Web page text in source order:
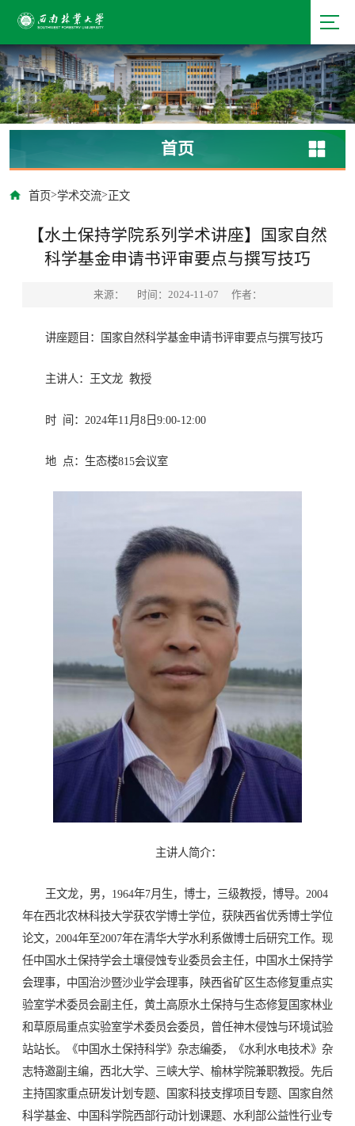
首页
首页>学术交流>正文
【水土保持学院系列学术讲座】国家自然
科学基金申请书评审要点与撰写技巧
来源： 时间：2024-11-07 作者：
讲座题目：国家自然科学基金申请书评审要点与撰写技巧
主讲人：王文龙 教授
时 间：2024年11月8日9:00-12:00
地 点：生态楼815会议室
主讲人简介：
王文龙，男，1964年7月生，博士，三级教授，博导。2004
年在西北农林科技大学获农学博士学位，获陕西省优秀博士学位
论文，2004年至2007年在清华大学水利系做博士后研究工作。现
任中国水土保持学会土壤侵蚀专业委员会主任，中国水土保持学
会理事，中国治沙暨沙业学会理事，陕西省矿区生态修复重点实
验室学术委员会副主任，黄土高原水土保持与生态修复国家林业
和草原局重点实验室学术委员会委员，曾任神木侵蚀与环境试验
站站长。《中国水土保持科学》杂志编委，《水利水电技术》杂
志特邀副主编，西北大学、三峡大学、榆林学院兼职教授。先后
主持国家重点研发计划专题、国家科技支撑项目专题、国家自然
科学基金、中国科学院西部行动计划课题、水利部公益性行业专